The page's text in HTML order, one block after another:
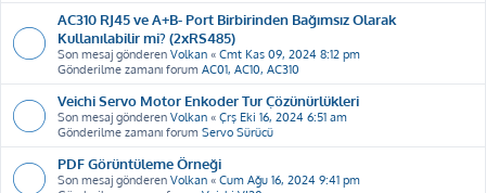
AC310 RJ45 ve A+B- Port Birbirinden Bağımsız Olarak
Kullanılabilir mi? (2xRS485)
Son mesaj gönderen Volkan « Cmt Kas 09, 2024 8:12 pm
Gönderilme zamanı forum AC01, AC10, AC310
Veichi Servo Motor Enkoder Tur Çözünürlükleri
Son mesaj gönderen Volkan « Çrş Eki 16, 2024 6:51 am
Gönderilme zamanı forum Servo Sürücü
PDF Görüntüleme Örneği
Son mesaj gönderen Volkan « Cum Ağu 16, 2024 9:41 pm